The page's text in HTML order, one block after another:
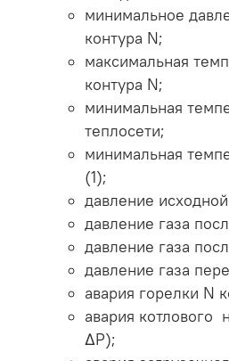
минимальное
контура N;
максимальная
контура N;
минимальная
теплосети;
минимальная
(1);
давление
давление газа
давление газа
давление газа
авария горелки N
авария котлового
ΔP);